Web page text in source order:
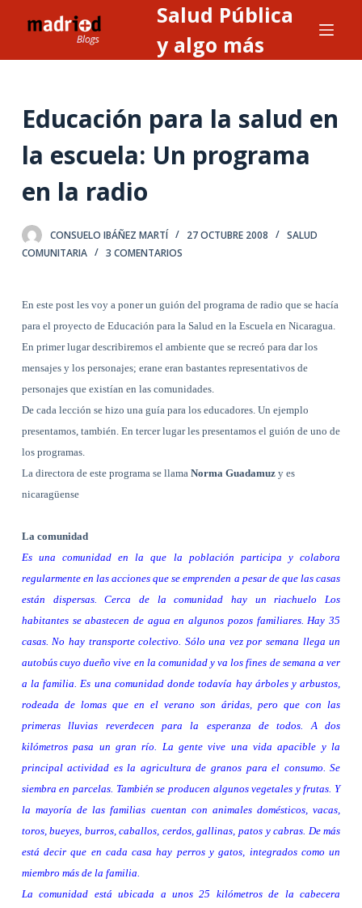
l
n
d
o
Salud Pública
y algo más
Educación para la salud en
la escuela: Un programa
en la radio
CONSUELO IBÁÑEZ MARTÍ 27 OCTUBRE 2008
SALUD
COMUNITARIA
3 COMENTARIOS
En este post les voy a poner un guión del programa de radio que se hacía
para el proyecto de Educación para la Salud en la Escuela en Nicaragua.
En primer lugar describiremos el ambiente que se recreó para dar los
mensajes y los personajes; erane eran bastantes representativos de
personajes que existían en las comunidades.
De cada lección se hizo una guía para los educadores. Un ejemplo
presentamos, también. En tercer lugar les presentamos el guión de uno de
los programas.
La directora de este programa se llama Norma Guadamuz y es
nicaragüense
La comunidad
Es una comunidad en la que la población participa y colabora
regularmente en las acciones que se emprenden a pesar de que las casas
están dispersas.Cerca de la comunidad hay un riachuelo
Los
habitantes se abastecen de agua en algunos pozos familiares. Hay 35
casas. No hay transporte colectivo. Sólo una vez por semana llega un
autobús cuyo dueño vive en la comunidad y va los fines de semana a ver
a la familia.Es una comunidad donde todavía hay árboles y arbustos,
rodeada de lomas que en el verano son áridas, pero que con las
primeras lluvias reverdecen para la esperanza de todos. A dos
kilómetros pasa un gran río. La gente vive una vida apacible y la
principal actividad es la agricultura de granos para el consumo. Se
siembra en parcelas. También se producen algunos vegetales y frutas. Y
la mayoría de las familias cuentan con animales domésticos, vacas,
toros, bueyes, burros, caballos, cerdos, gallinas, patos y cabras. De más
está decir que en cada casa hay perros y gatos, integrados como un
miembro más de la familia.
La comunidad está ubicada a unos25 kilómetrosde la cabecera